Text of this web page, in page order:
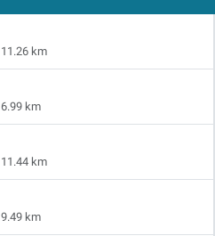
11.26 km
6.99 km
11.44 km
9.49 km